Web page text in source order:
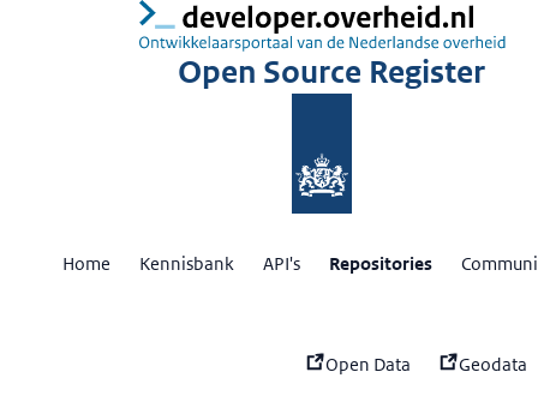
Open Source Register:
Home Kennisbank API's Repositories
Open Data Geodata